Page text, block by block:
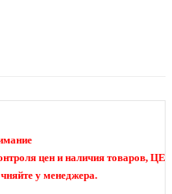
цен и наличия товаров,
у менеджера.